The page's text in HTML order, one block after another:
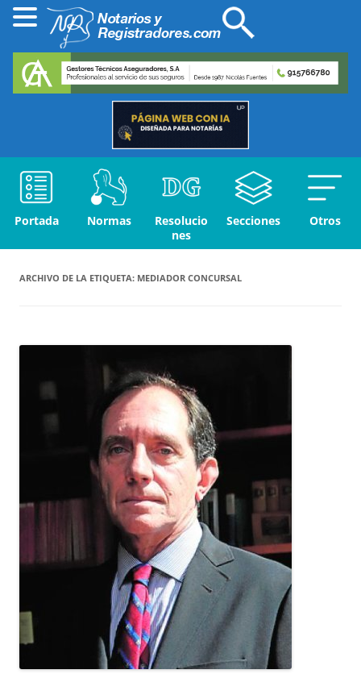
Portada Normas
Resolucio
nes
Secciones Otros
ARCHIVO DE LA ETIQUETA: MEDIADOR CONCURSAL